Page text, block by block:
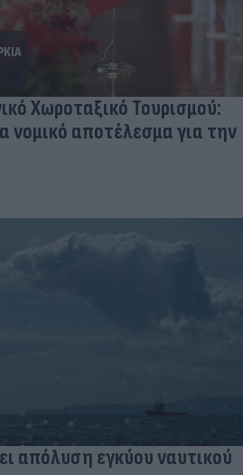
Χωροταξικό Τουρισμού:
νομικό αποτέλεσμα για την
απόλυση εγκύου ναυτικού